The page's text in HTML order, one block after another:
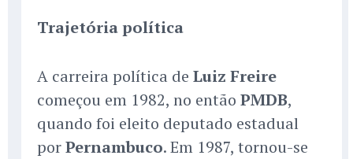
Trajetória política
A carreira política de Luiz Freire
começou em 1982, no então PMDB,
quando foi eleito deputado estadual
porPernambuco. Em 1987, tornou-se